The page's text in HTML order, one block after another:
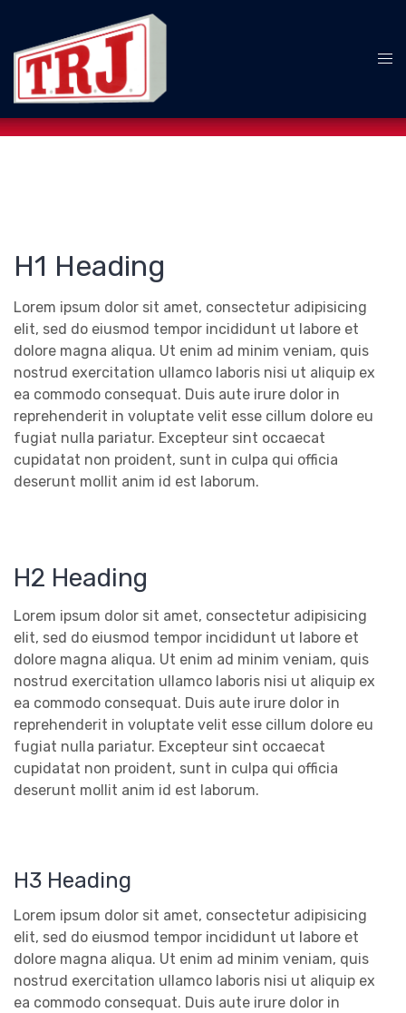
content
H1 Heading
Lorem ipsum dolor sit amet, consectetur adipisicing
elit, sed do eiusmod tempor incididunt ut labore et
dolore magna aliqua. Ut enim ad minim veniam, quis
nostrud exercitation ullamco laboris nisi ut aliquip ex
ea commodo consequat. Duis aute irure dolor in
reprehenderit in voluptate velit esse cillum dolore eu
fugiat nulla pariatur. Excepteur sint occaecat
cupidatat non proident, sunt in culpa qui officia
deserunt mollit anim id est laborum.
H2 Heading
Lorem ipsum dolor sit amet, consectetur adipisicing
elit, sed do eiusmod tempor incididunt ut labore et
dolore magna aliqua. Ut enim ad minim veniam, quis
nostrud exercitation ullamco laboris nisi ut aliquip ex
ea commodo consequat. Duis aute irure dolor in
reprehenderit in voluptate velit esse cillum dolore eu
fugiat nulla pariatur. Excepteur sint occaecat
cupidatat non proident, sunt in culpa qui officia
deserunt mollit anim id est laborum.
H3 Heading
Lorem ipsum dolor sit amet, consectetur adipisicing
elit, sed do eiusmod tempor incididunt ut labore et
dolore magna aliqua. Ut enim ad minim veniam, quis
nostrud exercitation ullamco laboris nisi ut aliquip ex
ea commodo consequat. Duis aute irure dolor in